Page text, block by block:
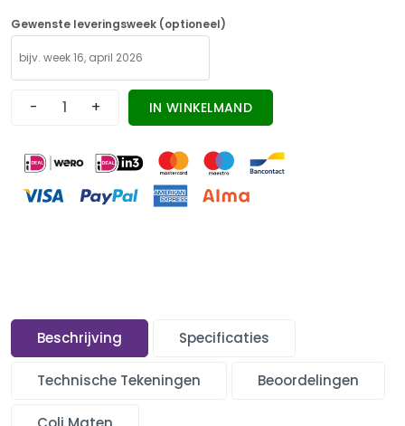
Gewenste leveringsweek (optioneel)
- + IN WINKELMAND
Beschrijving Specificaties
Technische Tekeningen Beoordelingen